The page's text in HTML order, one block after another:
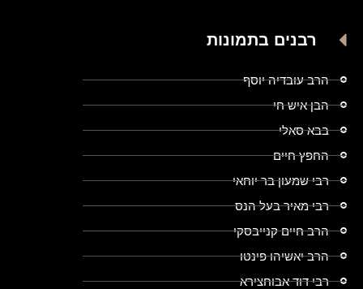
רבנים בתמונות
הרב עובדיה יוסף
הבן איש חי
בבא סאלי
החפץ חיים
רבי שמעון בר יוחאי
רבי מאיר בעל הנס
הרב חיים קנייבסקי
הרב יאשיהו פינטו
רבי דוד אבוחצירא